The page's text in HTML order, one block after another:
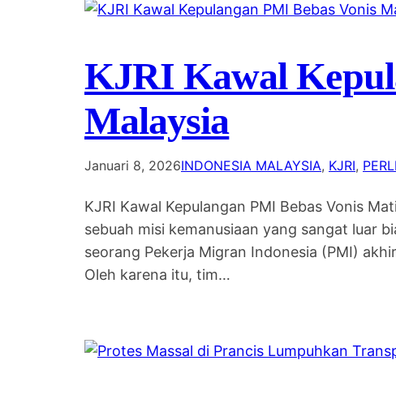
KJRI Kawal
Malaysia
Januari 8, 2026INDONESIA MALAYSIA, KJRI,
KJRI Kawal Kepulangan PMI Bebas Vonis
sebuah misi kemanusiaan yang sangat luar
seorang Pekerja Migran Indonesia (PMI)
Oleh karena itu, tim…